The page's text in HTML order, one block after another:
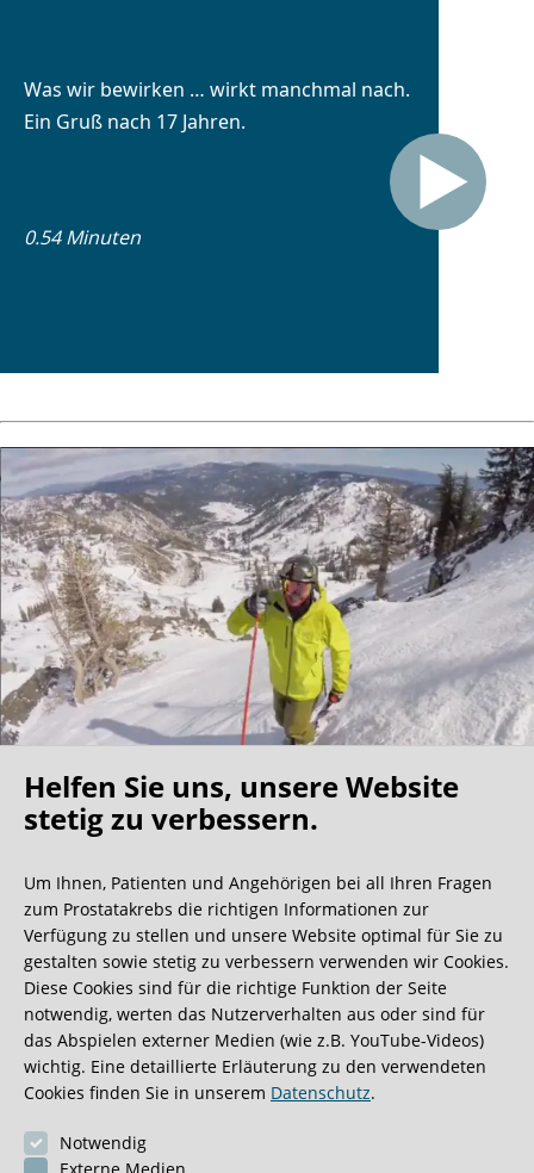
Was wir bewirken … wirkt manchmal nach.
Ein Gruß nach 17 Jahren.
0.54 Minuten
Oh what a ride!
Wir bekommen ja viele tolle Gästebucheinträge,
aber dieser ist doch sehr ungewöhnlich.
0:40 Minuten
Helfen Sie uns, unsere Website
stetig zu verbessern.
Um Ihnen, Patienten und Angehörigen bei all Ihren Fragen
zum Prostatakrebs die richtigen Informationen zur
Verfügung zu stellen und unsere Website optimal für Sie zu
gestalten sowie stetig zu verbessern verwenden wir Cookies.
Diese Cookies sind für die richtige Funktion der Seite
notwendig, werten das Nutzerverhalten aus oder sind für
das Abspielen externer Medien (wie z.B. YouTube-Videos)
wichtig. Eine detaillierte Erläuterung zu den verwendeten
Cookies finden Sie in unserem Datenschutz.
Notwendig